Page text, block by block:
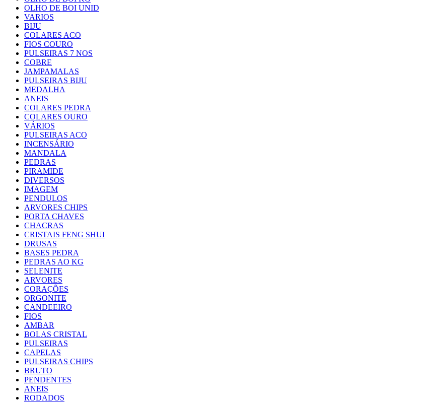
OLHO DE BOI UNID
VARIOS
BIJU
COLARES ACO
FIOS COURO
PULSEIRAS 7 NOS
COBRE
JAMPAMALAS
PULSEIRAS BIJU
MEDALHA
ANEIS
COLARES PEDRA
COLARES OURO
VÁRIOS
PULSEIRAS ACO
INCENSÁRIO
MANDALA
PEDRAS
PIRAMIDE
DIVERSOS
IMAGEM
PENDULOS
ARVORES CHIPS
PORTA CHAVES
CHACRAS
CRISTAIS FENG SHUI
DRUSAS
BASES PEDRA
PEDRAS AO KG
SELENITE
ARVORES
CORAÇÕES
ORGONITE
CANDEEIRO
FIOS
AMBAR
BOLAS CRISTAL
PULSEIRAS
CAPELAS
PULSEIRAS CHIPS
BRUTO
PENDENTES
ANEIS
RODADOS